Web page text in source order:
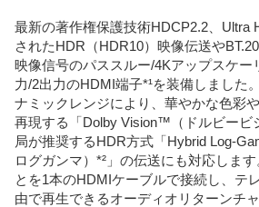
最新の著作権保護技術HDCP2.2、Ultra
されたHDR（HDR10）映像伝送や
映像信号のパススルー/4Kアップスケー
力/2出力のHDMI端子*¹を装備しました
ナミックレンジにより、華やかな色彩
再現する「Dolby Vision™（ドルビービ
局が推奨するHDR方式「Hybrid Log-
ログガンマ）*²」の伝送にも対応しま
とを1本のHDMIケーブルで接続し、テ
由で再生できるオーディオリターンチ